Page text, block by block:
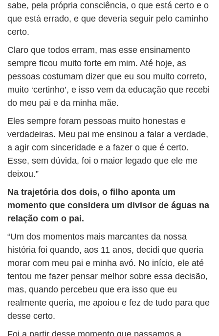
sabe, pela própria consciência, o que está certo e o
que está errado, e que deveria seguir pelo caminho
certo.
Claro que todos erram, mas esse ensinamento
sempre ficou muito forte em mim. Até hoje, as
pessoas costumam dizer que eu sou muito correto,
muito ‘certinho’, e isso vem da educação que recebi
do meu pai e da minha mãe.
Eles sempre foram pessoas muito honestas e
verdadeiras. Meu pai me ensinou a falar a verdade,
a agir com sinceridade e a fazer o que é certo.
Esse, sem dúvida, foi o maior legado que ele me
deixou.”
Na trajetória dos dois, o filho aponta um
momento que considera um divisor de águas na
relação com o pai.
“Um dos momentos mais marcantes da nossa
história foi quando, aos 11 anos, decidi que queria
morar com meu pai e minha avó. No início, ele até
tentou me fazer pensar melhor sobre essa decisão,
mas, quando percebeu que era isso que eu
realmente queria, me apoiou e fez de tudo para que
desse certo.